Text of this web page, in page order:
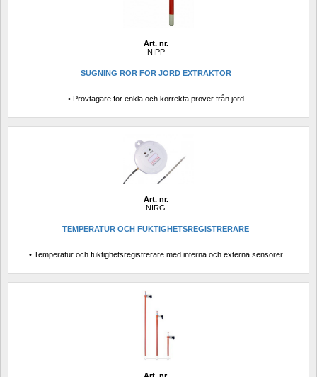
Art. nr.
NIPP
SUGNING RÖR FÖR JORD EXTRAKTOR
• Provtagare för enkla och korrekta prover från jord
Art. nr.
NIRG
TEMPERATUR OCH FUKTIGHETSREGISTRERARE
• Temperatur och fuktighetsregistrerare med interna och externa sensorer